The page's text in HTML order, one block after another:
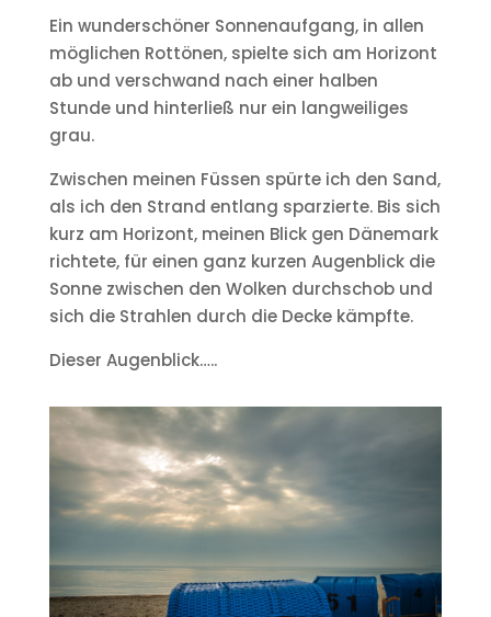
Ein wunderschöner Sonnenaufgang, in allen
möglichen Rottönen, spielte sich am Horizont
ab und verschwand nach einer halben
Stunde und hinterließ nur ein langweiliges
grau.
Zwischen meinen Füssen spürte ich den Sand,
als ich den Strand entlang sparzierte. Bis sich
kurz am Horizont, meinen Blick gen Dänemark
richtete, für einen ganz kurzen Augenblick die
Sonne zwischen den Wolken durchschob und
sich die Strahlen durch die Decke kämpfte.
Dieser Augenblick…..